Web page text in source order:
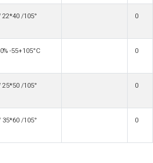
22*40 /105° 0
-55+105°С
0
25*50 /105° 0
35*60 /105° 0